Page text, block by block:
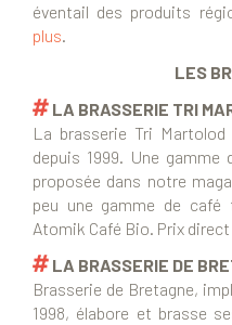
éventail des produits
plus.
LES
LA BRASSERIE TRI
La brasserie Tri
depuis 1999. Une
proposée dans notre
peu une gamme de
Atomik Café Bio. Prix
LA BRASSERIE DE
Brasserie de Bretagne,
1998, élabore et brasse